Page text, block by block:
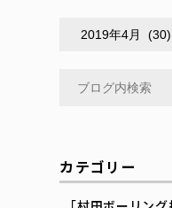
カテゴリー